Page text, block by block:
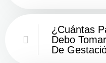
¿Cuántas
Debo
De